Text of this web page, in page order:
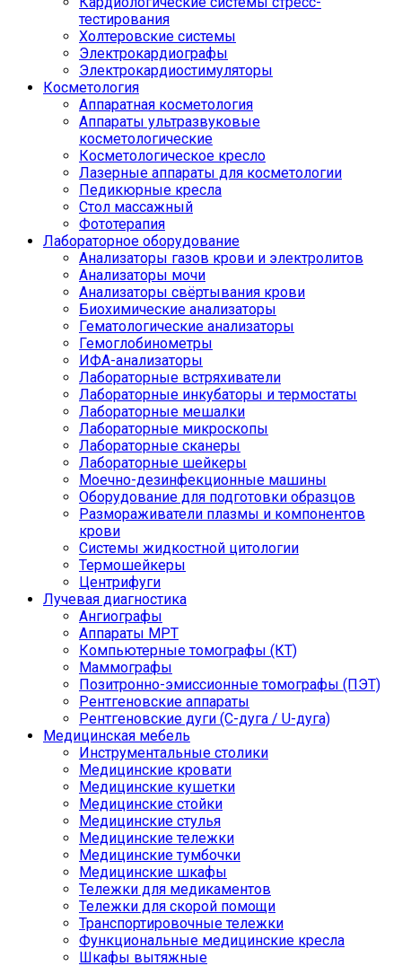
тестирования
Холтеровские системы
Электрокардиографы
Электрокардиостимуляторы
Косметология
Аппаратная косметология
Аппараты ультразвуковые
косметологические
Косметологическое кресло
Лазерные аппараты для косметологии
Педикюрные кресла
Стол массажный
Фототерапия
Лабораторное оборудование
Анализаторы газов крови и электролитов
Анализаторы мочи
Анализаторы свёртывания крови
Биохимические анализаторы
Гематологические анализаторы
Гемоглобинометры
ИФА-анализаторы
Лабораторные встряхиватели
Лабораторные инкубаторы и термостаты
Лабораторные мешалки
Лабораторные микроскопы
Лабораторные сканеры
Лабораторные шейкеры
Моечно-дезинфекционные машины
Оборудование для подготовки образцов
Размораживатели плазмы и компонентов
крови
Системы жидкостной цитологии
Термошейкеры
Центрифуги
Лучевая диагностика
Ангиографы
Аппараты МРТ
Компьютерные томографы (КТ)
Маммографы
Позитронно-эмиссионные томографы (ПЭТ)
Рентгеновские аппараты
Рентгеновские дуги (С-дуга / U-дуга)
Медицинская мебель
Инструментальные столики
Медицинские кровати
Медицинские кушетки
Медицинские стойки
Медицинские стулья
Медицинские тележки
Медицинские тумбочки
Медицинские шкафы
Тележки для медикаментов
Тележки для скорой помощи
Транспортировочные тележки
Функциональные медицинские кресла
Шкафы вытяжные